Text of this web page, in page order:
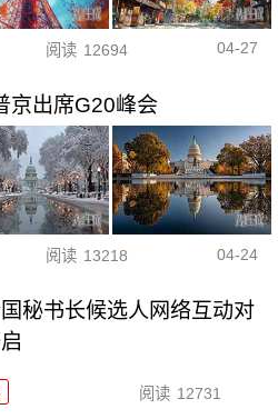
阅读 12694 04-27
京出席G20峰会
阅读 13218 04-24
秘书长候选人网络互动对
阅读 12731